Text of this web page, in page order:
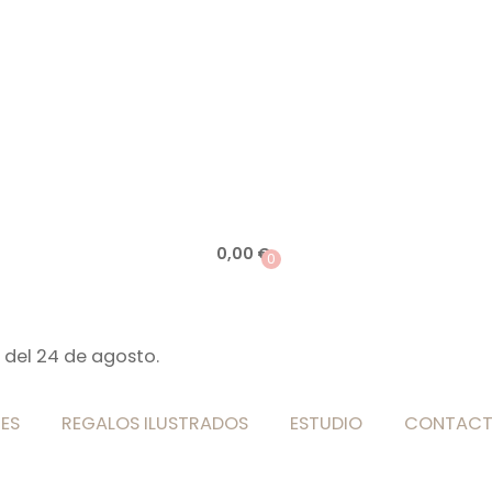
0,00 €0
24 de agosto.
REGALOS ILUSTRADOS ESTUDIO